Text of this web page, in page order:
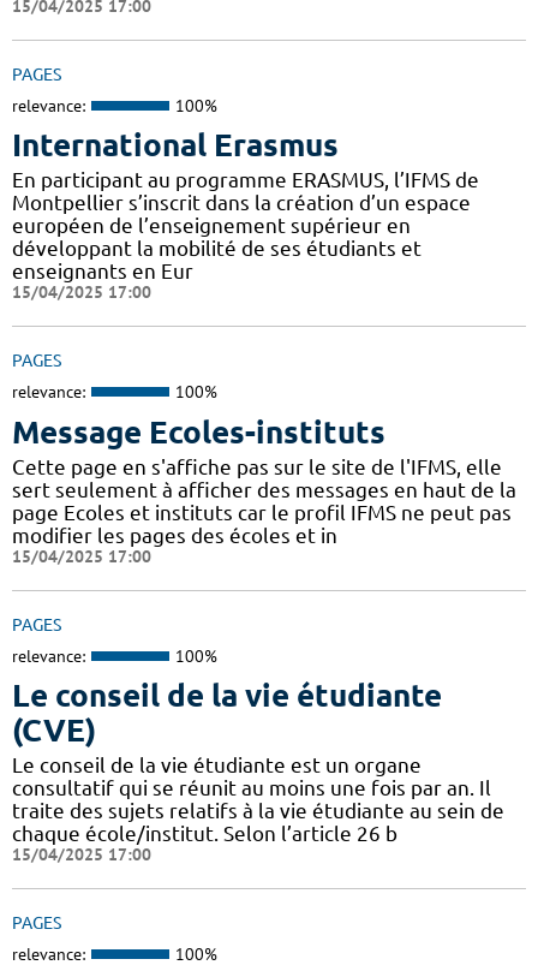
15/04/2025 17:00
PAGES
relevance: 100%
International Erasmus
En participant au programme ERASMUS, l’IFMS de
Montpellier s’inscrit dans la création d’un espace
européen de l’enseignement supérieur en
développant la mobilité de ses étudiants et
enseignants en Eur
15/04/2025 17:00
PAGES
relevance: 100%
Message Ecoles-instituts
Cette page en s'affiche pas sur le site de l'IFMS, elle
sert seulement à afficher des messages en haut de la
page Ecoles et instituts car le profil IFMS ne peut pas
modifier les pages des écoles et in
15/04/2025 17:00
PAGES
relevance: 100%
Le conseil de la vie étudiante
(CVE)
Le conseil de la vie étudiante est un organe
consultatif qui se réunit au moins une fois par an. Il
traite des sujets relatifs à la vie étudiante au sein de
chaque école/institut. Selon l’article 26 b
15/04/2025 17:00
PAGES
relevance: 100%